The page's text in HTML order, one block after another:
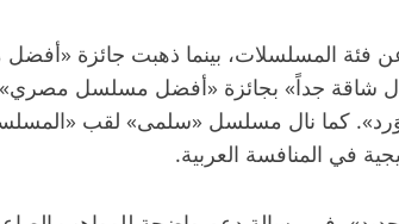
فئة المسلسلات، بينما ذهبت جائزة
كما نال مسلسل «سلمى» لقب
في المنافسة العربية.